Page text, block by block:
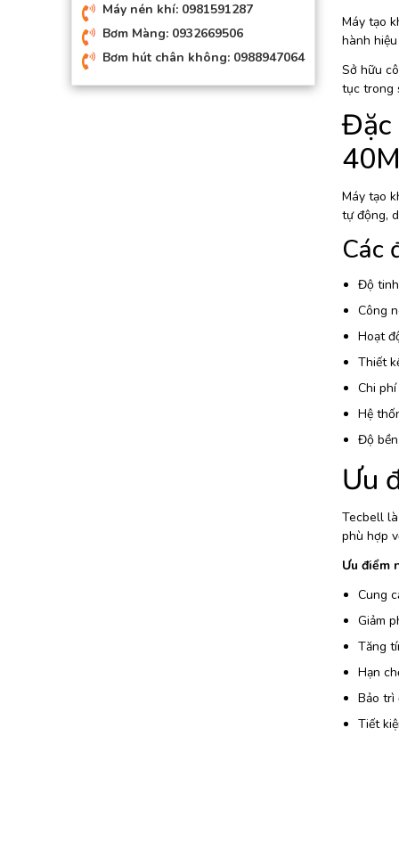
Máy nén khí: 0981591287
Bơm Màng: 0932669506
Bơm hút chân không: 0988947064
Máy tạo
hành
Sở hữu
tục trong
Đặc
Máy tạo
tự động,
Các
Độ
Công
Hoạt
Thiết
Chi
Hệ
Độ
Ưu
Tecbell
phù hợp
Ưu điểm
Cung
Giảm
Tăng
Hạn
Bảo trì
Tiết